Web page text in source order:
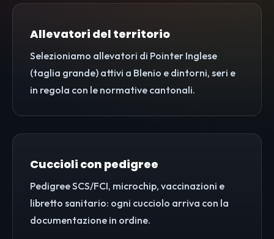
Allevatori del territorio
Selezioniamo allevatori di Pointer Inglese
(taglia grande) attivi a Blenio e dintorni, seri e
in regola con le normative cantonali.
Cuccioli con pedigree
Pedigree SCS/FCI, microchip, vaccinazioni e
libretto sanitario: ogni cucciolo arriva con la
documentazione in ordine.